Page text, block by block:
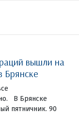
вышли на
Брянске
В Брянске
пятничник. 90